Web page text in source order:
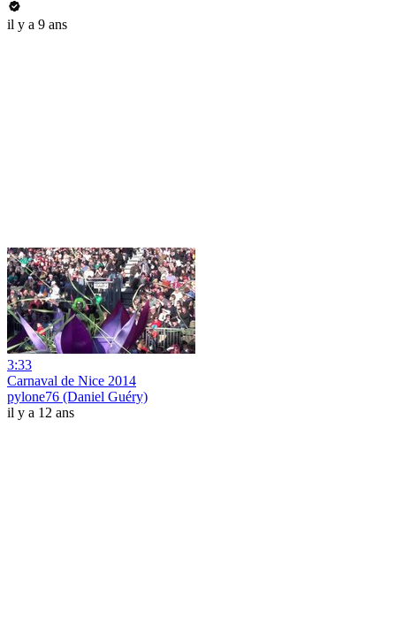
il y a 9 ans
3:33
Carnaval de Nice 2014
pylone76 (Daniel Guéry)
il y a 12 ans